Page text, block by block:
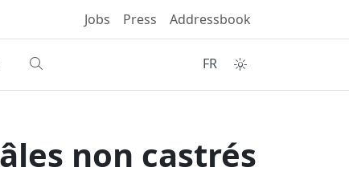
Jobs Press Addressbook
FR
non castrés